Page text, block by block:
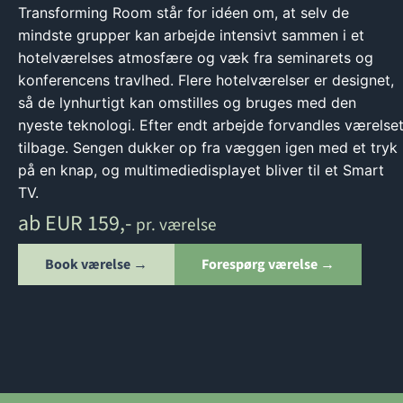
Transforming Room står for idéen om, at selv de
mindste grupper kan arbejde intensivt sammen i et
hotelværelses atmosfære og væk fra seminarets og
konferencens travlhed. Flere hotelværelser er designet,
så de lynhurtigt kan omstilles og bruges med den
nyeste teknologi. Efter endt arbejde forvandles værelset
tilbage. Sengen dukker op fra væggen igen med et tryk
på en knap, og multimediedisplayet bliver til et Smart
TV.
ab EUR 159,- pr. værelse
Book værelse → Forespørg værelse →